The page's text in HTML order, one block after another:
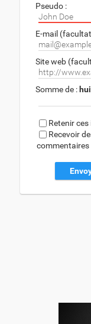
Pseudo :
E-mail
Site web
Somme de :
Retenir
Recevoir
commentaires